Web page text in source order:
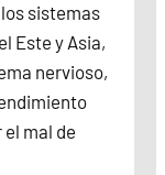
sistemas
Este y Asia,
nervioso,
mal de